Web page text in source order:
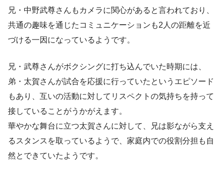
兄・中野武尊さんもカメラに関心があると言われており、
共通の趣味を通じたコミュニケーションも2人の距離を近
づける一因になっているようです。
兄・武尊さんがボクシングに打ち込んでいた時期には、
弟・太賀さんが試合を応援に行っていたというエピソード
もあり、互いの活動に対してリスペクトの気持ちを持って
接していることがうかがえます。
華やかな舞台に立つ太賀さんに対して、兄は影ながら支え
るスタンスを取っているようで、家庭内での役割分担も自
然とできていたようです。